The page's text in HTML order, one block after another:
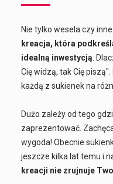
Nie tylko wesela czy
kreacja, która
idealną inwestycją .
Cię widzą, tak Cię
każdą z sukienek na
Dużo zależy od tego
zaprezentować.
wygoda! Obecnie
jeszcze kilka lat temu i
kreacji nie zrujnuje